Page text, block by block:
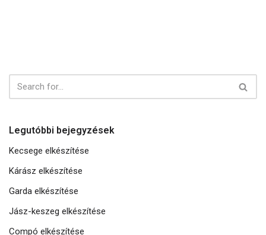
Legutóbbi bejegyzések
Kecsege elkészítése
Kárász elkészítése
Garda elkészítése
Jász-keszeg elkészítése
Compó elkészítése